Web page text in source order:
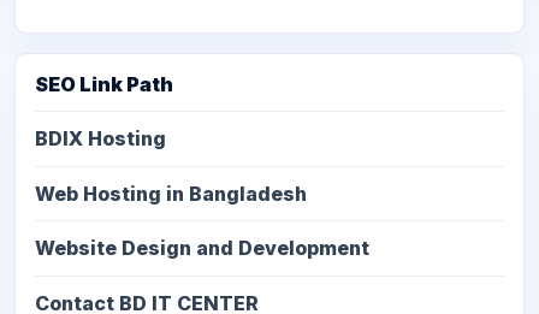
SEO Link Path
BDIX Hosting
Web Hosting in Bangladesh
Website Design and Development
Contact BD IT CENTER